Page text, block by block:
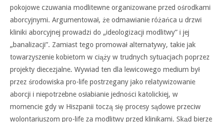
pokojowe czuwania modlitewne organizowane przed ośrodkami
aborcyjnymi. Argumentował, że odmawianie różańca u drzwi
kliniki aborcyjnej prowadzi do „ideologizacji modlitwy” i jej
„banalizacji”. Zamiast tego promował alternatywy, takie jak
towarzyszenie kobietom w ciąży w trudnych sytuacjach poprzez
projekty diecezjalne. Wywiad ten dla lewicowego medium był
przez środowiska pro-life postrzegany jako relatywizowanie
aborcji i niepotrzebne osłabianie jedności katolickiej, w
momencie gdy w Hiszpanii toczą się procesy sądowe przeciw
wolontariuszom pro-life za modlitwy przed klinikami. Skąd bierze